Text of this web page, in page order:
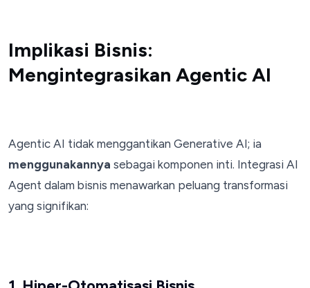
Implikasi Bisnis:
Mengintegrasikan Agentic AI
Agentic AI tidak menggantikan Generative AI; ia
menggunakannya sebagai komponen inti. Integrasi AI
Agent dalam bisnis menawarkan peluang transformasi
yang signifikan: